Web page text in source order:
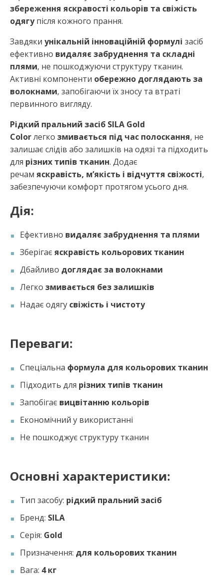
збереження яскравості кольорів та свіжість
одягупісля кожного прання.
Завдяки унікальній інноваційній формулі засіб
ефективно видаляє забруднення та складні
плями, не пошкоджуючи структуру тканин.
Активні компоненти обережно доглядають за
волокнами, запобігаючи їх зносу та втраті
первинного вигляду.
Рідкий пральний засіб SILA Gold
Colorлегко змивається під час полоскання, не
залишає слідів або залишків на одязі та підходить
для різних типів тканин. Додає
речам яскравість, м’якість і відчуття свіжості,
забезпечуючи комфорт протягом усього дня.
Дія:
Ефективно видаляє забруднення та плями
Зберігаєяскравість кольорових тканин
Дбайливо доглядає за волокнами
Легко змивається без залишків
Надає одягу свіжість і чистоту
Переваги:
Спеціальна формула для кольорових тканин
Підходить для різних типів тканин
Запобігає вицвітанню кольорів
Економічний у використанні
Не пошкоджує структуру тканин
Основні характеристики:
Тип засобу: рідкий пральний засіб
Бренд: SILA
Серія: Gold
Призначення: для кольорових тканин
Вага: 4 кг